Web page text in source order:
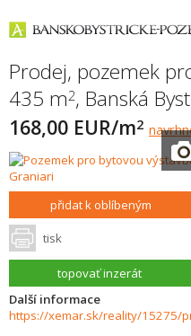
Prodej, pozemek
435 m2, Banská
168,00 EUR/m2
přidat k oblíbeným
tisk
topovať inzerát
Další informace